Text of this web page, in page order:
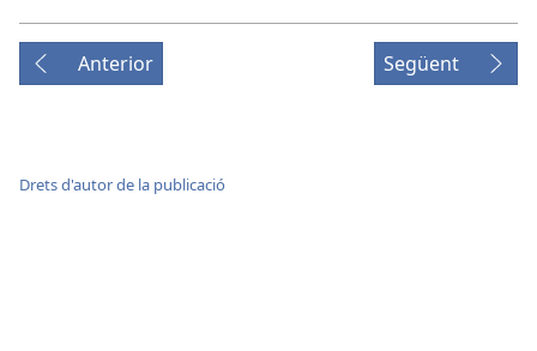
Anterior Següent
Drets d'autor de la publicació